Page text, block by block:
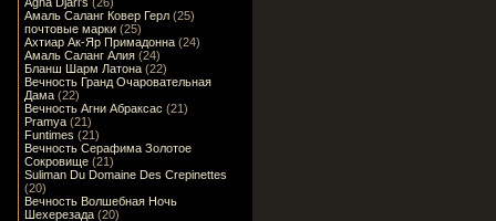
Амаль Саланг Ковер Герл (25)
почтовые марки (25)
Ахтиар Ак-Яр Примадонна (24)
Амаль Саланг Алия (24)
Бланш Шарм Латона (22)
Вечность Гранд Очаровательная
Дама (22)
Вечность Агни Абраксас (21)
Pramya (21)
Funtimes (21)
Вечность Серафима Золотое
Сокровище (21)
Suliman Du Domaine Des Crepinettes
(20)
Вечность Волшебная Ночь
Шехерезада (20)